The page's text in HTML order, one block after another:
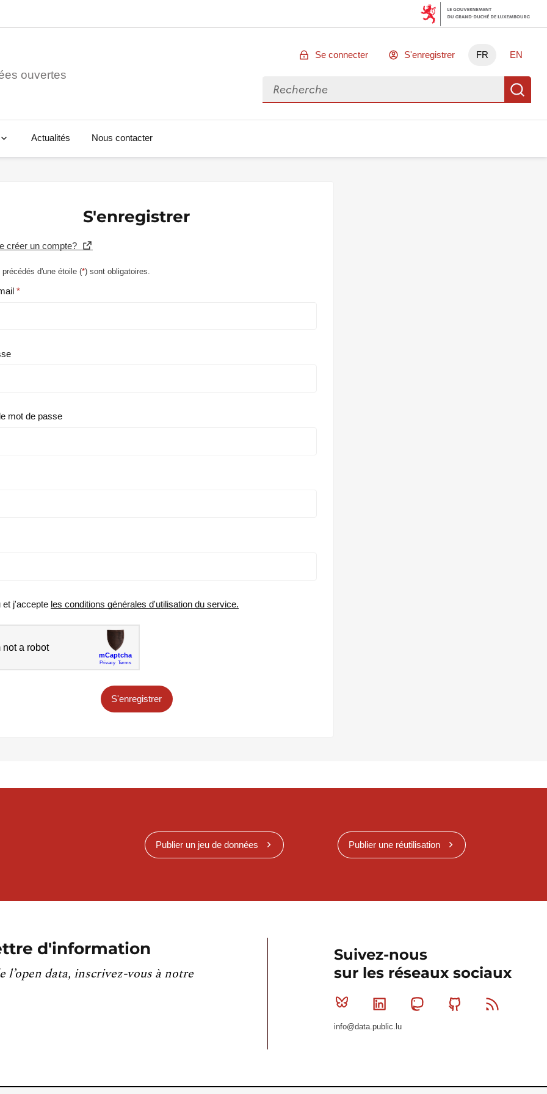
ouvertes
Se connecter S'enregistrer FR EN
Rechercher des données
Actualités Nous contacter
S'enregistrer
créer un compte?
d'une étoile (*) sont obligatoires.
mot de passe
et j'accepte les conditions générales d'utilisation du service.
S'enregistrer
Publier un jeu de données Publier une réutilisation
d'information
l’open data, inscrivez-vous à notre
Suivez-nous
sur les réseaux sociaux
Bluesky Linkedin MastodonGithub
info@data.public.lu